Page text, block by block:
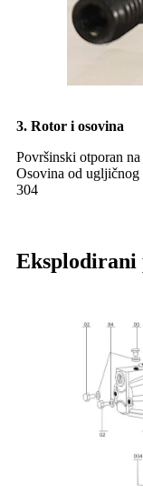
3. Rotor i osovina
Površinski otporan
Osovina od ugljičnog
304
Eksplodirani